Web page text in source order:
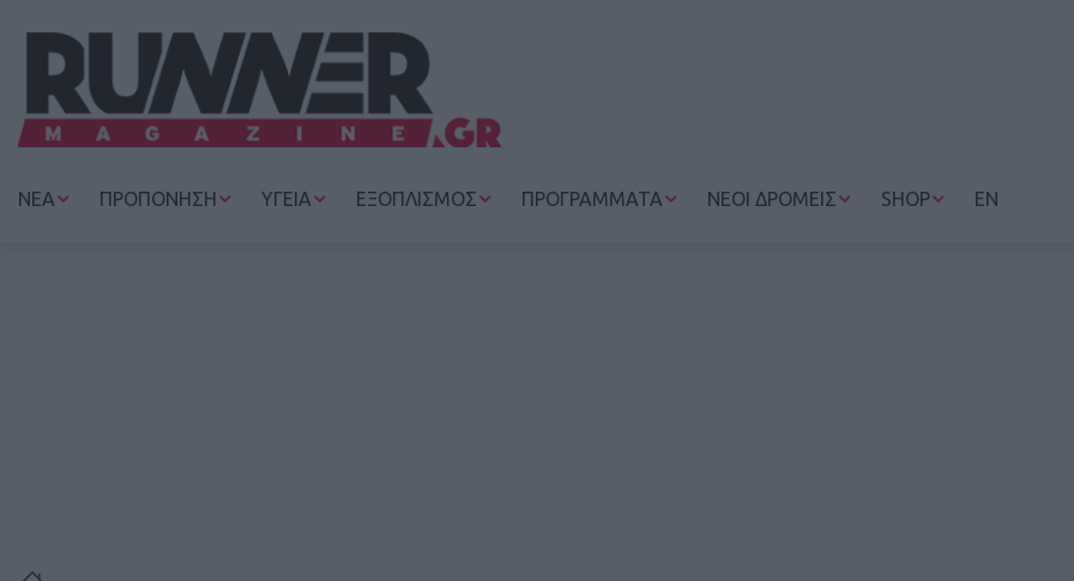
ΝΕΑ ΠΡΟΠΟΝΗΣΗ ΥΓΕΙΑ ΕΞΟΠΛΙΣΜΟΣ ΠΡΟΓΡΑΜΜΑΤΑ ΝΕΟΙ ΔΡΟΜΕΙΣ SHOP EN